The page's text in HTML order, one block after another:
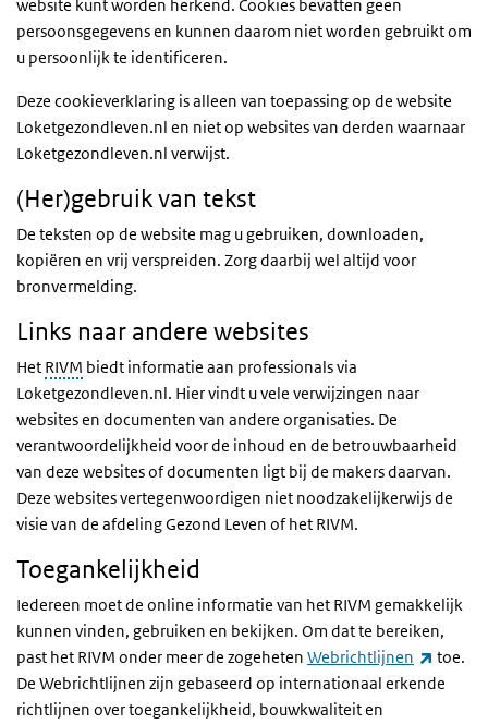
website kunt worden herkend. Cookies bevatten geen
persoonsgegevens en kunnen daarom niet worden gebruikt om
u persoonlijk te identificeren.
Deze cookieverklaring is alleen van toepassing op de website
Loketgezondleven.nl en niet op websites van derden waarnaar
Loketgezondleven.nl verwijst.
(Her)gebruik van tekst
De teksten op de website mag u gebruiken, downloaden,
kopiëren en vrij verspreiden. Zorg daarbij wel altijd voor
bronvermelding.
Links naar andere websites
Het RIVM biedt informatie aan professionals via
Loketgezondleven.nl. Hier vindt u vele verwijzingen naar
websites en documenten van andere organisaties. De
verantwoordelijkheid voor de inhoud en de betrouwbaarheid
van deze websites of documenten ligt bij de makers daarvan.
Deze websites vertegenwoordigen niet noodzakelijkerwijs de
visie van de afdeling Gezond Leven of het RIVM.
Toegankelijkheid
Iedereen moet de online informatie van het RIVM gemakkelijk
kunnen vinden, gebruiken en bekijken. Om dat te bereiken,
past het RIVM onder meer de zogeheten Webrichtlijnen
toe.
De Webrichtlijnen zijn gebaseerd op internationaal erkende
richtlijnen over toegankelijkheid, bouwkwaliteit en